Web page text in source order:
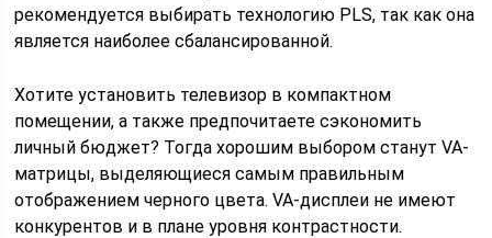
рекомендуется выбирать технологию PLS, так как она
является наиболее сбалансированной.
Хотите установить телевизор в компактном
помещении, а также предпочитаете сэкономить
личный бюджет? Тогда хорошим выбором станут VA-
матрицы, выделяющиеся самым правильным
отображением черного цвета. VA-дисплеи не имеют
конкурентов и в плане уровня контрастности.